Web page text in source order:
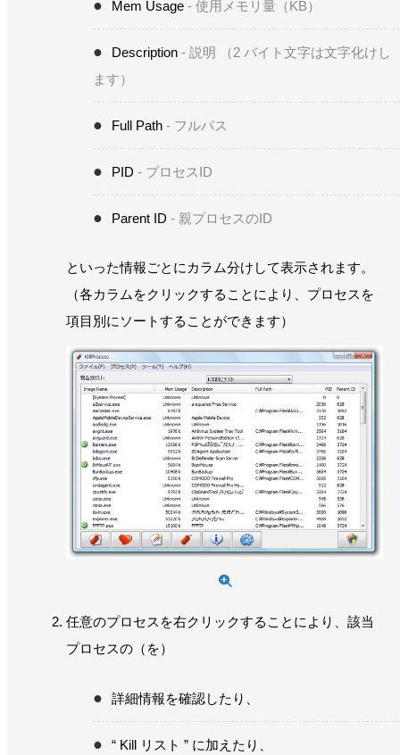
Mem Usage - 使用メモリ量（KB）
Description - 説明
（2 バイト文字は文字化けし
ます）
Full Path - フルパス
PID - プロセスID
Parent ID - 親プロセスのID
といった情報ごとにカラム分けして表示されます。
（各カラムをクリックすることにより、プロセスを
項目別にソートすることができます）
任意のプロセスを右クリックすることにより、該当
プロセスの（を）
詳細情報を確認したり、
“ Kill リスト ” に加えたり、